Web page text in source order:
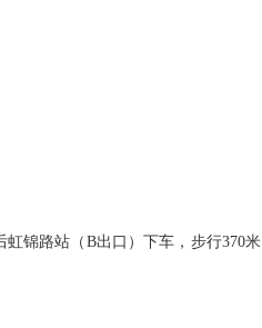
锦路站（B出口）下车，步行370米